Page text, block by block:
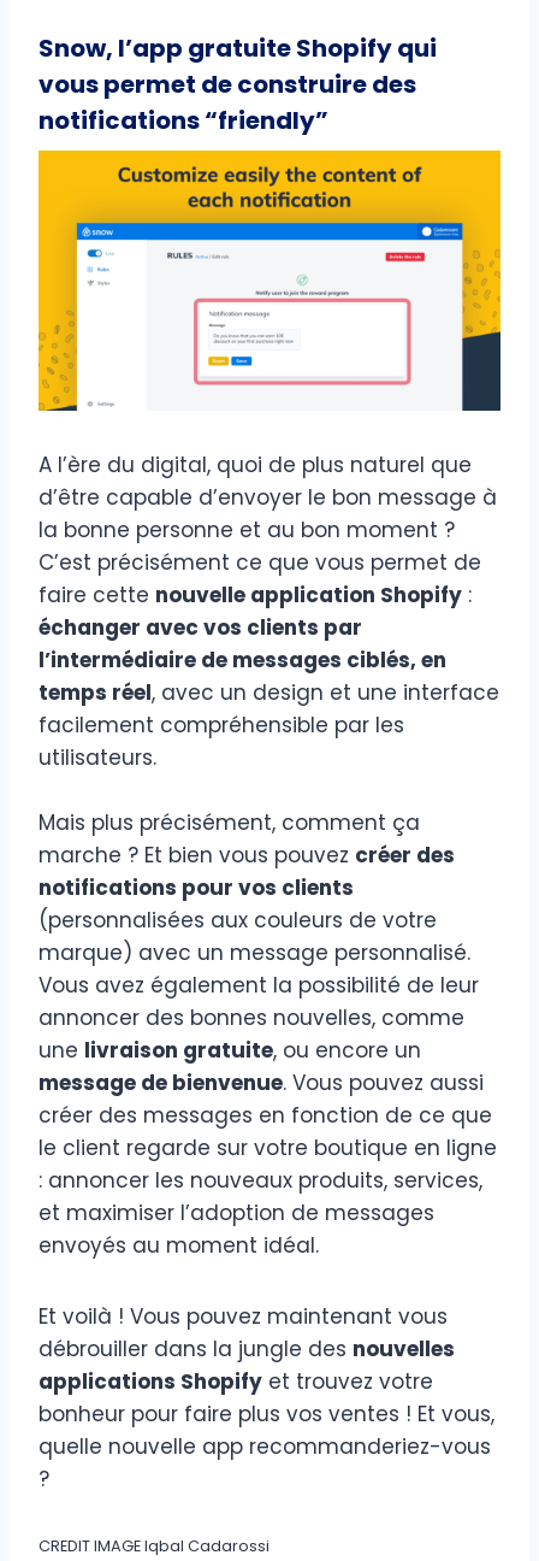
Snow, l’app gratuite Shopify qui
vous permet de construire des
notifications “friendly”
A l’ère du digital, quoi de plus naturel que
d’être capable d’envoyer le bon message à
la bonne personne et au bon moment ?
C’est précisément ce que vous permet de
faire cette nouvelle application Shopify :
échanger avec vos clients par
l’intermédiaire de messages ciblés, en
temps réel, avec un design et une interface
facilement compréhensible par les
utilisateurs.
Mais plus précisément, comment ça
marche ? Et bien vous pouvez créer des
notifications pour vos clients
(personnalisées aux couleurs de votre
marque) avec un message personnalisé.
Vous avez également la possibilité de leur
annoncer des bonnes nouvelles, comme
une livraison gratuite, ou encore un
message de bienvenue. Vous pouvez aussi
créer des messages en fonction de ce que
le client regarde sur votre boutique en ligne
: annoncer les nouveaux produits, services,
et maximiser l’adoption de messages
envoyés au moment idéal.
Et voilà ! Vous pouvez maintenant vous
débrouiller dans la jungle des nouvelles
applications Shopify et trouvez votre
bonheur pour faire plus vos ventes ! Et vous,
quelle nouvelle app recommanderiez-vous
?
CREDIT IMAGE Iqbal Cadarossi